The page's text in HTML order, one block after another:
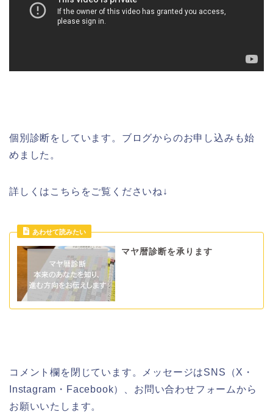
個別診断をしています。ブログからのお申し込みも始
めました。
詳しくはこちらをご覧くださいね↓
マヤ暦診断を承ります
コメント欄を閉じています。メッセージはSNS（X・
Instagram・Facebook）、お問い合わせフォームから
お願いいたします。